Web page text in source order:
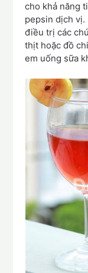
cho khả năng
pepsin dịch vị.
điều trị các
thịt hoặc đồ
em uống sữa